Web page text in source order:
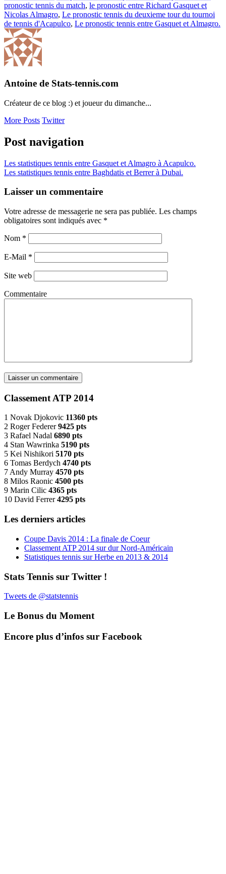
pronostic tennis du match, le pronostic entre Richard Gasquet et
Nicolas Almagro, Le pronostic tennis du deuxieme tour du tournoi
de tennis d'Acapulco, Le pronostic tennis entre Gasquet et Almagro.
Antoine de Stats-tennis.com
Créateur de ce blog :) et joueur du dimanche...
More Posts Twitter
Post navigation
Les statistiques tennis entre Gasquet et Almagro à Acapulco.
Les statistiques tennis entre Baghdatis et Berrer à Dubai.
Laisser un commentaire
Votre adresse de messagerie ne sera pas publiée. Les champs
obligatoires sont indiqués avec *
Nom *
E-Mail *
Site web
Commentaire
Classement ATP 2014
1 Novak Djokovic 11360 pts
2 Roger Federer9425 pts
3 Rafael Nadal 6890 pts
4 Stan Wawrinka 5190 pts
5 Kei Nishikori 5170 pts
6 Tomas Berdych 4740 pts
7 Andy Murray 4570 pts
8 Milos Raonic 4500 pts
9 Marin Cilic 4365 pts
10 David Ferrer4295 pts
Les derniers articles
Coupe Davis 2014 : La finale de Coeur
Classement ATP 2014 sur dur Nord-Américain
Statistiques tennis sur Herbe en 2013 & 2014
Stats Tennis sur Twitter !
Tweets de @statstennis
Le Bonus du Moment
Encore plus d’infos sur Facebook